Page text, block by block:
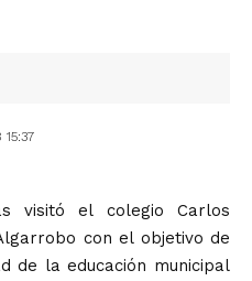
visitó el colegio Carlos
con el objetivo de
de la educación municipal